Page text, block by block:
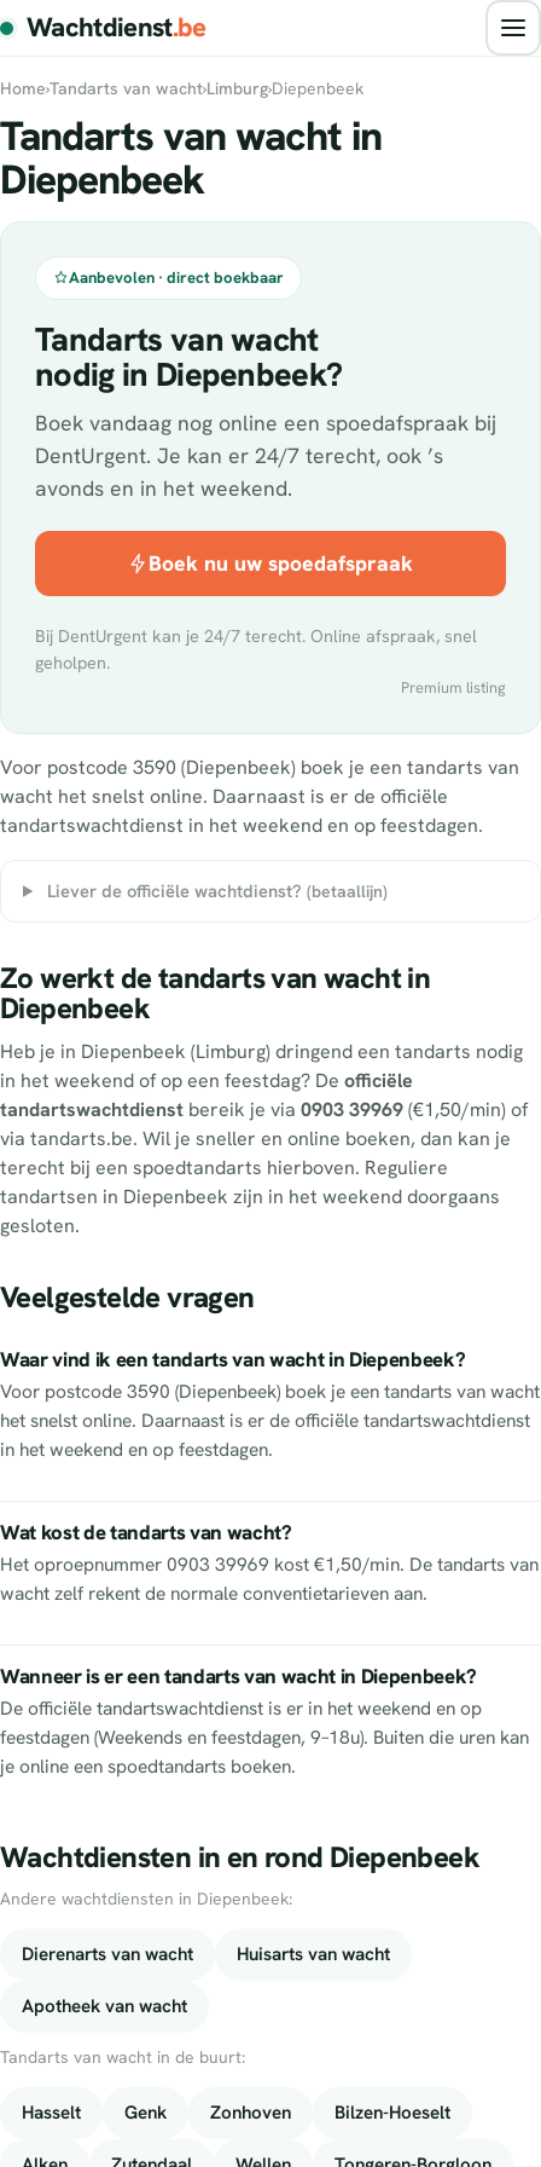
Wachtdienst.be
Home›Tandarts van wacht›Limburg›Diepenbeek
Tandarts van wacht in
Diepenbeek
Aanbevolen · direct boekbaar
Tandarts van wacht
nodig in Diepenbeek?
Boek vandaag nog online een spoedafspraak bij
DentUrgent. Je kan er 24/7 terecht, ook ’s
avonds en in het weekend.
Boek nu uw spoedafspraak
Bij DentUrgent kan je 24/7 terecht. Online afspraak, snel
geholpen.
Premium listing
Voor postcode 3590 (Diepenbeek) boek je een tandarts van
wacht het snelst online. Daarnaast is er de officiële
tandartswachtdienst in het weekend en op feestdagen.
Liever de officiële wachtdienst? (betaallijn)
Zo werkt de tandarts van wacht in
Diepenbeek
Heb je in Diepenbeek (Limburg) dringend een tandarts nodig
in het weekend of op een feestdag? De officiële
tandartswachtdienst bereik je via 0903 39969(€1,50/min) of
via tandarts.be. Wil je sneller en online boeken, dan kan je
terecht bij een spoedtandarts hierboven. Reguliere
tandartsen in Diepenbeek zijn in het weekend doorgaans
gesloten.
Veelgestelde vragen
Waar vind ik een tandarts van wacht in Diepenbeek?
Voor postcode 3590 (Diepenbeek) boek je een tandarts van wacht
het snelst online. Daarnaast is er de officiële tandartswachtdienst
in het weekend en op feestdagen.
Wat kost de tandarts van wacht?
Het oproepnummer 0903 39969 kost €1,50/min. De tandarts van
wacht zelf rekent de normale conventietarieven aan.
Wanneer is er een tandarts van wacht in Diepenbeek?
De officiële tandartswachtdienst is er in het weekend en op
feestdagen (Weekends en feestdagen, 9–18u). Buiten die uren kan
je online een spoedtandarts boeken.
Wachtdiensten in en rond Diepenbeek
Andere wachtdiensten in Diepenbeek:
Dierenarts van wacht Huisarts van wacht
Apotheek van wacht
Tandarts van wacht in de buurt:
Hasselt Genk Zonhoven Bilzen-Hoeselt